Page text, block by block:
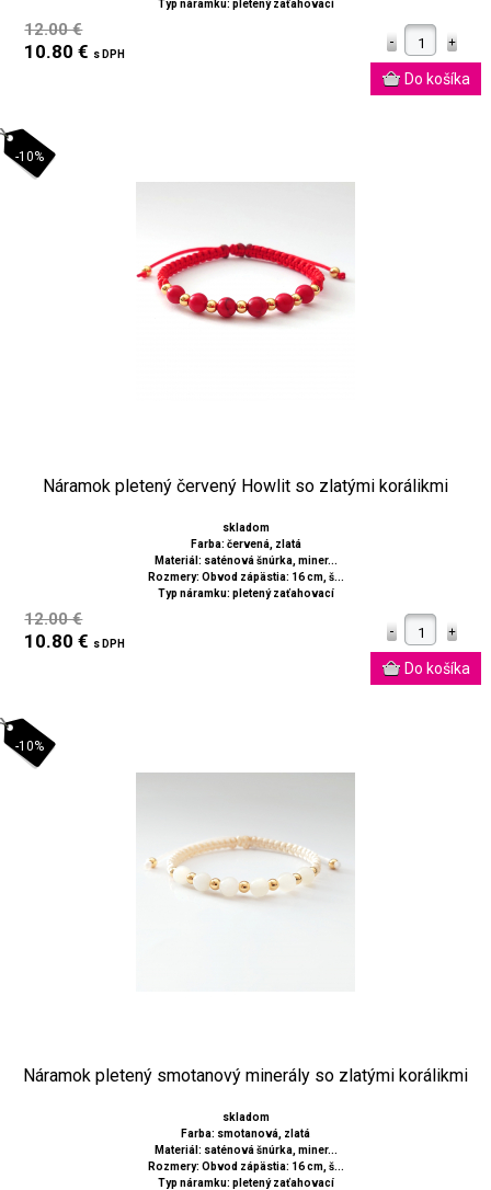
Typ náramku: pletený zaťahovací
12.00 €
10.80 € s DPH
-10%
Náramok pletený červený Howlit so zlatými korálikmi
skladom
Farba: červená, zlatá
Materiál: saténová šnúrka, miner...
Rozmery: Obvod zápästia: 16 cm, š...
Typ náramku: pletený zaťahovací
12.00 €
10.80 € s DPH
-10%
Náramok pletený smotanový minerály so zlatými korálikmi
skladom
Farba: smotanová, zlatá
Materiál: saténová šnúrka, miner...
Rozmery: Obvod zápästia: 16 cm, š...
Typ náramku: pletený zaťahovací